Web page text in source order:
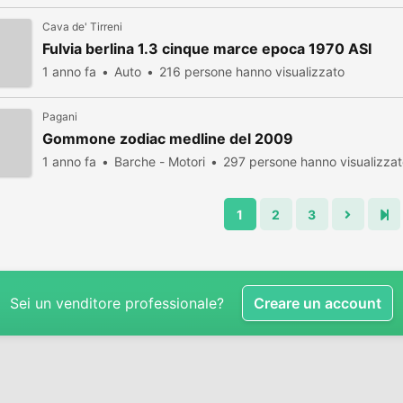
Cava de' Tirreni
Fulvia berlina 1.3 cinque marce epoca 1970 ASI
1 anno fa Auto 216 persone hanno visualizzato
Pagani
Gommone zodiac medline del 2009
1 anno fa Barche - Motori 297 persone hanno
1 2 3
Sei un venditore professionale? Creare un account